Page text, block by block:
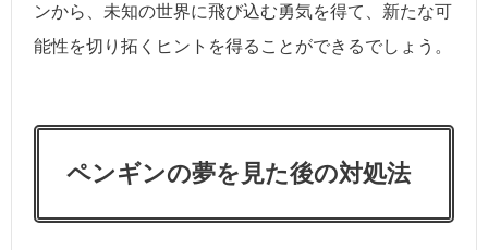
ンから、未知の世界に飛び込む勇気を得て、新たな可
能性を切り拓くヒントを得ることができるでしょう。
ペンギンの夢を見た後の対処法